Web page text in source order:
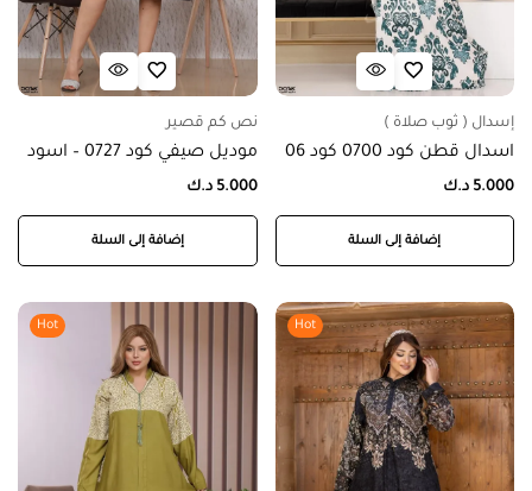
إسدال ( ثوب صلاة )
اسدال قطن كود 0700 كود 06
5.000 د.ك
إضافة إلى السلة
نص كم قصير
موديل صيفي كود 0727 – اسود
5.000 د.ك
إضافة إلى السلة
Hot
Hot